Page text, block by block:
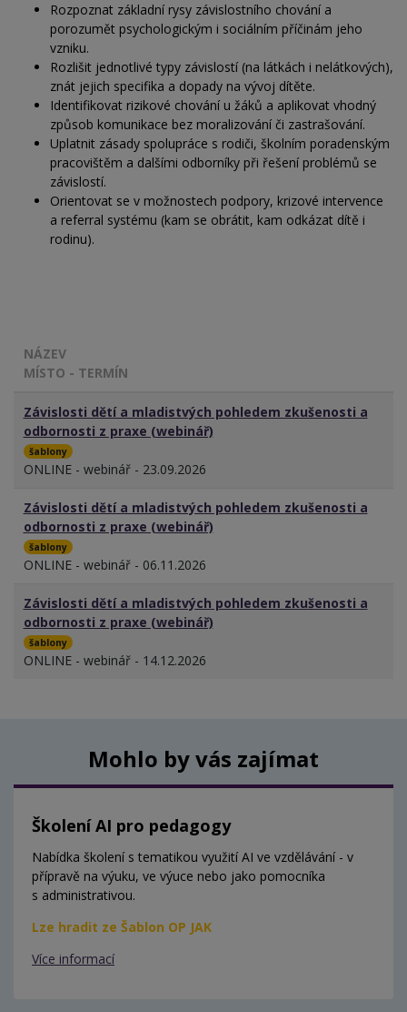
Rozpoznat základní rysy závislostního chování a
porozumět psychologickým i sociálním příčinám jeho
vzniku.
Rozlišit jednotlivé typy závislostí (na látkách i nelátkových),
znát jejich specifika a dopady na vývoj dítěte.
Identifikovat rizikové chování u žáků a aplikovat vhodný
způsob komunikace bez moralizování či zastrašování.
Uplatnit zásady spolupráce s rodiči, školním poradenským
pracovištěm a dalšími odborníky při řešení problémů se
závislostí.
Orientovat se v možnostech podpory, krizové intervence
a referral systému (kam se obrátit, kam odkázat dítě i
rodinu).
NÁZEV
MÍSTO - TERMÍN
Závislosti dětí a mladistvých pohledem zkušenosti a
odbornosti z praxe (webinář)
šablony
ONLINE - webinář - 23.09.2026
Závislosti dětí a mladistvých pohledem zkušenosti a
odbornosti z praxe (webinář)
šablony
ONLINE - webinář - 06.11.2026
Závislosti dětí a mladistvých pohledem zkušenosti a
odbornosti z praxe (webinář)
šablony
ONLINE - webinář - 14.12.2026
Mohlo by vás zajímat
Školení AI pro pedagogy
Nabídka školení s tematikou využití AI ve vzdělávání - v
přípravě na výuku, ve výuce nebo jako pomocníka
s administrativou.
Lze hradit ze Šablon OP JAK
Více informací